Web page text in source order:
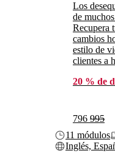
Los
de
Recupera
cambios
estilo de
clientes a
20 % de
796 995
11 módulos
Inglés,